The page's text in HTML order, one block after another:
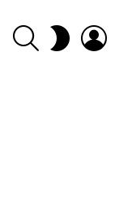
SEARCH SWITCH
SKIN